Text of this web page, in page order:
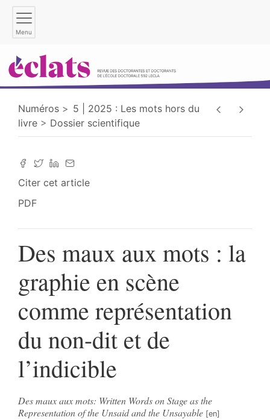
Menu
Numéros
5 | 2025 : Les mots hors du
livre
Dossier scientifique
Citer cet article
PDF
Des maux aux mots : la
graphie en scène
comme représentation
du non-dit et de
l’indicible
Des maux aux mots: Written Words on Stage as the
Representation of the Unsaid and the Unsayable